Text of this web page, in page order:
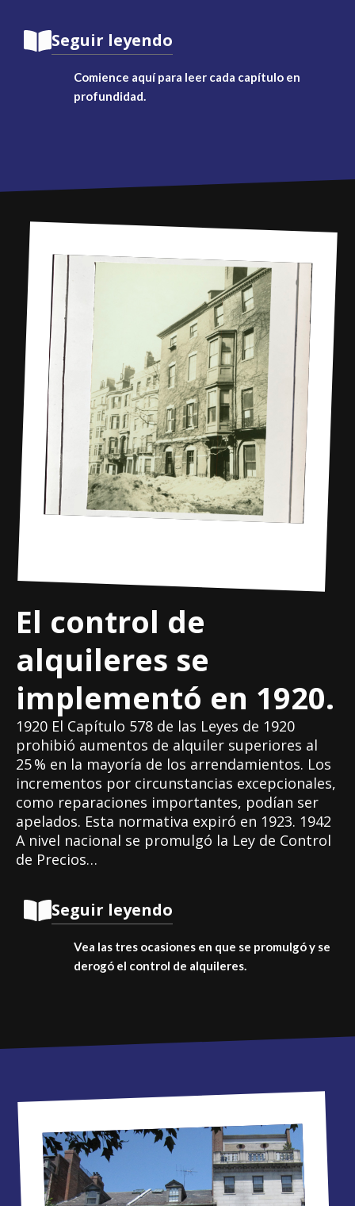
Seguir leyendo
Comience aquí para leer cada capítulo en
profundidad.
El control de
alquileres se
implementó en 1920.
1920 El Capítulo 578 de las Leyes de 1920
prohibió aumentos de alquiler superiores al
25 % en la mayoría de los arrendamientos. Los
incrementos por circunstancias excepcionales,
como reparaciones importantes, podían ser
apelados. Esta normativa expiró en 1923. 1942
A nivel nacional se promulgó la Ley de Control
de Precios…
Seguir leyendo
Vea las tres ocasiones en que se promulgó y se
derogó el control de alquileres.